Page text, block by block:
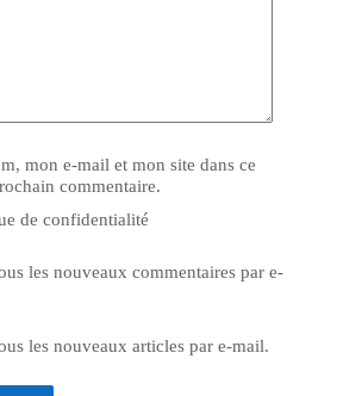
mon e-mail et mon site dans ce
commentaire.
de confidentialité
les nouveaux commentaires par e-
les nouveaux articles par e-mail.